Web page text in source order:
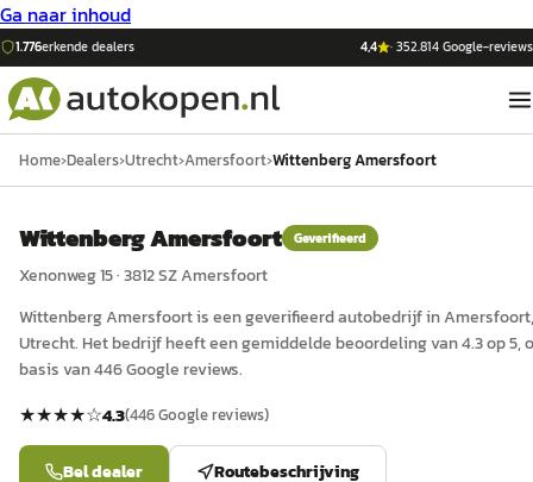
Ga naar inhoud
1.776erkende dealers 4,4 ·352.814Google-reviews
Home›Dealers›Utrecht›Amersfoort›Wittenberg Amersfoort
Wittenberg Amersfoort Geverifieerd
Xenonweg 15·3812 SZAmersfoort
Wittenberg Amersfoortis eengeverifieerdautobedrijf inAmersfoort,
Utrecht. Het bedrijf heeft een gemiddelde beoordeling van 4.3 op 5,
basis van 446 Google reviews.
★★★★☆4.3(446Google reviews)
Bel dealer Routebeschrijving